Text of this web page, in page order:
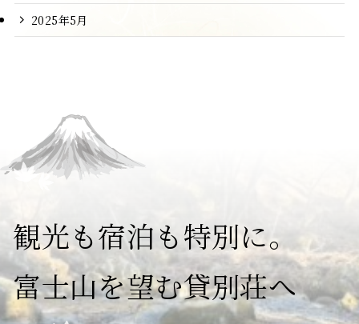
2025年5月
観光も宿泊も特別に。
富士山を望む貸別荘へ